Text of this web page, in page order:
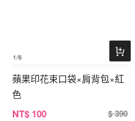
1/6
蘋果印花束口袋×肩背包×紅
色
NT$ 100 $ 390